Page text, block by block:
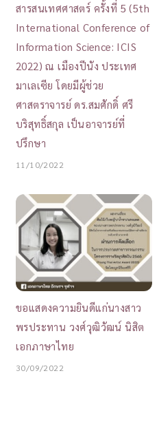
สารสนเทศศาสตร์ ครั้งที่ 5 (5th
International Conference of
Information Science: ICIS
2022) ณ เมืองปีนัง ประเทศ
มาเลเซีย โดยมีผู้ช่วย
ศาสตราจารย์ ดร.สมศักดิ์ ศรี
บริสุทธิ์สกุล เป็นอาจารย์ที่
ปรึกษา
11/10/2022
ขอแสดงความยินดีแก่นางสาว
พรประทาน วงศ์วุฒิวัฒน์ นิสิต
เอกภาษาไทย
30/09/2022